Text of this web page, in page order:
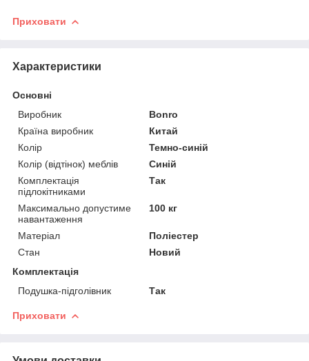
Приховати
Характеристики
Основні
Виробник
Bonro
Країна виробник
Китай
Колір
Темно-синій
Колір (відтінок) меблів
Синій
Комплектація
підлокітниками
Так
Максимально допустиме
навантаження
100 кг
Матеріал
Поліестер
Стан
Новий
Комплектація
Подушка-підголівник
Так
Приховати